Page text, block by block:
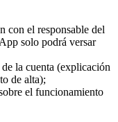
con el responsable del
solo podrá versar
la cuenta (explicación
de alta);
el funcionamiento